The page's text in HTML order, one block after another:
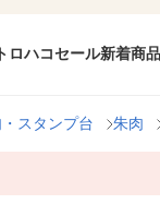
ロハコセール新着商品
スタンプ台 朱肉